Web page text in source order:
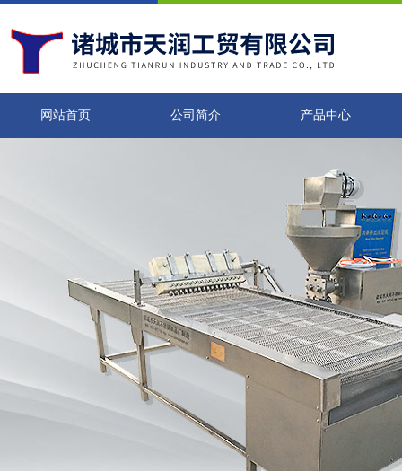
网站首页 公司简介 产品中心